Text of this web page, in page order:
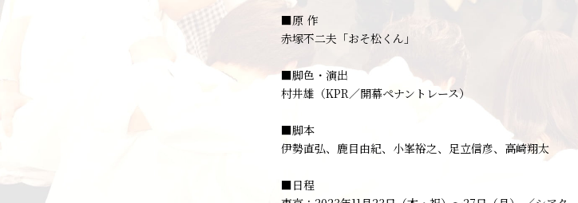
■原 作
赤塚不二夫「おそ松くん」
■脚色・演出
村井雄（KPR／開幕ペナントレース）
■脚本
伊勢直弘、鹿目由紀、小峯裕之、足立信彦、高崎翔太
■日程